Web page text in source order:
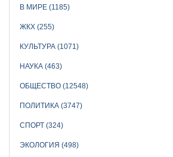
В МИРЕ (1185)
ЖКХ (255)
КУЛЬТУРА (1071)
НАУКА (463)
ОБЩЕСТВО (12548)
ПОЛИТИКА (3747)
СПОРТ (324)
ЭКОЛОГИЯ (498)